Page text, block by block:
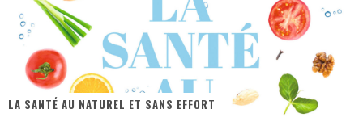
Star Fox
PsyRiver 2026 : la magie revient sur les rives de l’Aar
« MOFUSAND / Parler Japonais » – Des Expressions Pratiques !
LA SANTÉ AU NATUREL ET SANS EFFORT